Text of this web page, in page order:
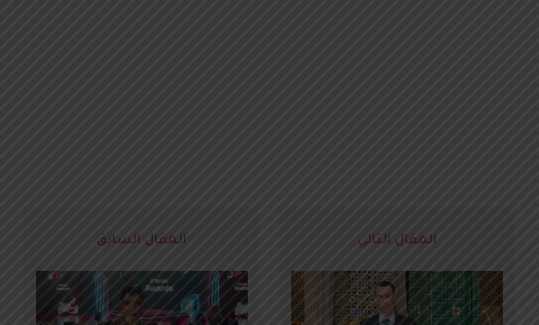
المقال السابق المقال التالي